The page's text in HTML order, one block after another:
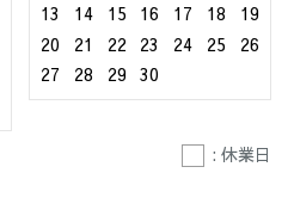
13
14 15 16 17 18
19
20
21 22 23 24 25
26
27
28 29 30
: 休業日